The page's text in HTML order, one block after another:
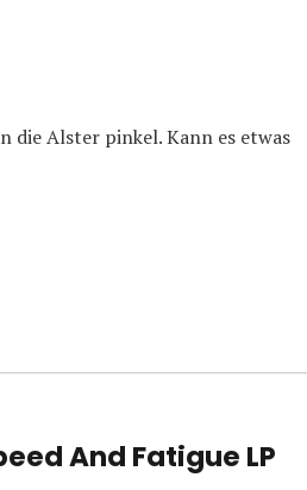
die Alster pinkel. Kann es etwas
And Fatigue LP